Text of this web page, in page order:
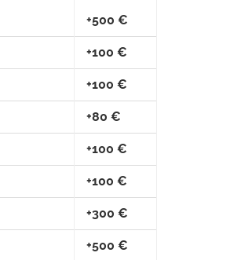
+500 €
+100 €
+100 €
+80 €
+100 €
+100 €
+300 €
+500 €